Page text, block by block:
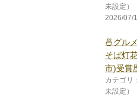
未設定）
2026/07/
🍜グル
そば灯
市)受賞
カテゴリ
未設定）